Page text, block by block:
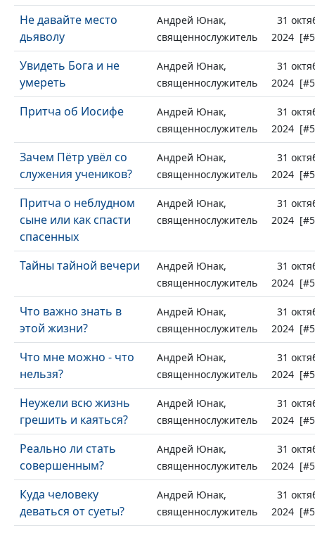
Не давайте место
дьяволу
Андрей Юнак,
священнослужитель
31
2024
Увидеть Бога и не
умереть
Андрей Юнак,
священнослужитель
31
2024
Притча об Иосифе
Андрей Юнак,
священнослужитель
31
2024
Зачем Пётр увёл со
служения учеников?
Андрей Юнак,
священнослужитель
31
2024
Притча о неблудном
сыне или как спасти
спасенных
Андрей Юнак,
священнослужитель
31
2024
Тайны тайной вечери
Андрей Юнак,
священнослужитель
31
2024
Что важно знать в
этой жизни?
Андрей Юнак,
священнослужитель
31
2024
Что мне можно - что
нельзя?
Андрей Юнак,
священнослужитель
31
2024
Неужели всю жизнь
грешить и каяться?
Андрей Юнак,
священнослужитель
31
2024
Реально ли стать
совершенным?
Андрей Юнак,
священнослужитель
31
2024
Куда человеку
деваться от суеты?
Андрей Юнак,
священнослужитель
31
2024